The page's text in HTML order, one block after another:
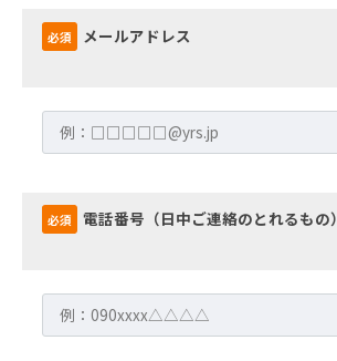
必須 メールアドレス
必須 電話番号（日中ご連絡のとれるもの）